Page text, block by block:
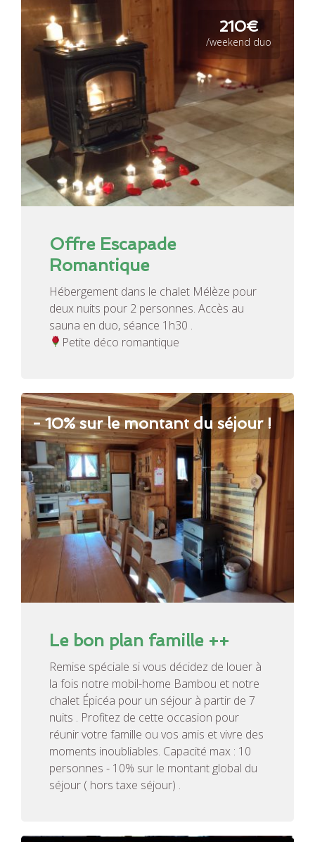
210€
/weekend duo
Offre Escapade
Romantique
Hébergement dans le chalet Mélèze pour
deux nuits pour 2 personnes. Accès au
sauna en duo, séance 1h30 .
Petite déco romantique
- 10% sur le montant du séjour !
Le bon plan famille ++
Remise spéciale si vous décidez de louer à
la fois notre mobil-home Bambou et notre
chalet Épicéa pour un séjour à partir de 7
nuits . Profitez de cette occasion pour
réunir votre famille ou vos amis et vivre des
moments inoubliables. Capacité max : 10
personnes - 10% sur le montant global du
séjour ( hors taxe séjour) .